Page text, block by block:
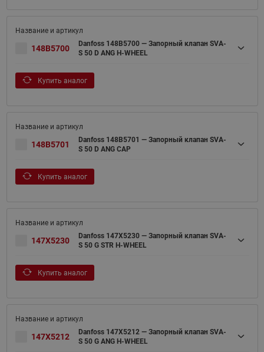
148B5700
Danfoss 148B5700 — Запорный клапан SVA-
S 50 D ANG H-WHEEL
Купить аналог
148B5701
Danfoss 148B5701 — Запорный клапан SVA-
S 50 D ANG CAP
Купить аналог
147X5230
Danfoss 147X5230 — Запорный клапан SVA-
S 50 G STR H-WHEEL
Купить аналог
147X5212
Danfoss 147X5212 — Запорный клапан SVA-
S 50 G ANG H-WHEEL